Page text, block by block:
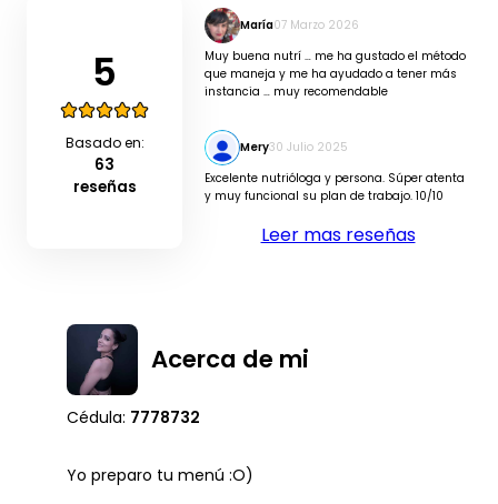
5
Basado en:
63
reseñas
María07 Marzo 2026
Muy buena nutrí … me ha gustado el método
que maneja y me ha ayudado a tener más
instancia … muy recomendable
Mery30 Julio 2025
Excelente nutrióloga y persona. Súper atenta
y muy funcional su plan de trabajo. 10/10
Leer mas reseñas
Acerca de mi
Cédula: 7778732
Yo preparo tu menú :O)